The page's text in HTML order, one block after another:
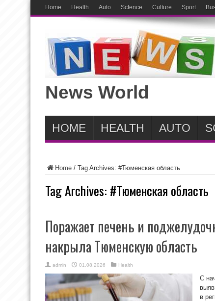
Home Health Auto ScIence Culture Sport
News World
HOME HEALTH AUTO
Home / Tag Archives: #Тюменская область
Tag Archives: #Тюменская область
Поражает печень и
накрыла Тюменскую область
admin 01.08.2026 Health
С
в